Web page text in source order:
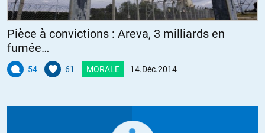
Pièce à convictions : Areva, 3 milliards en
fumée…
54 61 MORALE 14.Déc.2014